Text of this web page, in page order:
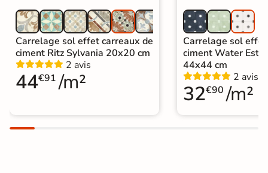
Carrelage sol effet carreaux de
ciment Ritz Sylvania 20x20 cm
2 avis
44€91 /m²
Carrelage sol
ciment Water
44x44 cm
2 avis
32€90 /m²